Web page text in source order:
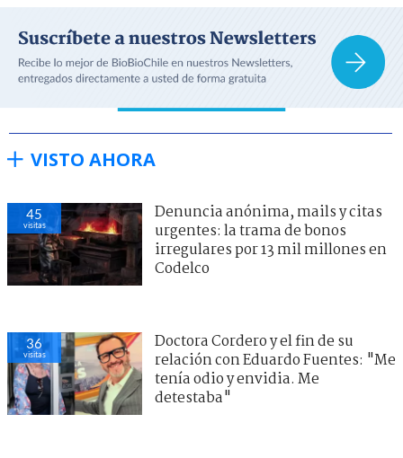
VISTO AHORA
45
visitas
Denuncia anónima, mails y citas
urgentes: la trama de bonos
irregulares por 13 mil millones en
Codelco
36
visitas
Doctora Cordero y el fin de su
relación con Eduardo Fuentes: "Me
tenía odio y envidia. Me
detestaba"